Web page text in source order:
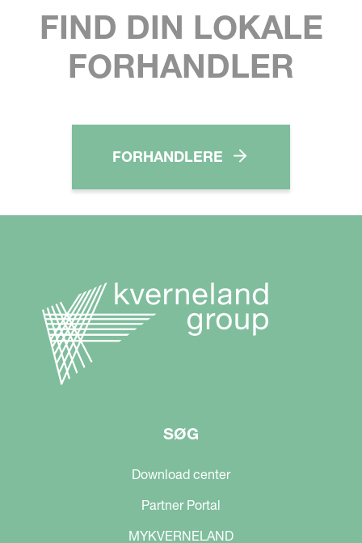
FIND DIN LOKALE
FORHANDLER
FORHANDLERE
SØG
Download center
Partner Portal
MYKVERNELAND